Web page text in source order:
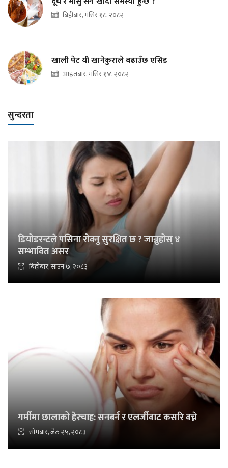
बिहीबार, मंसिर १८, २०८२
खाली पेट यी खानेकुराले बढाउँछ एसिड
आइतबार, मंसिर १४, २०८२
सुन्दरता
डियोडरन्टले पसिना रोक्नु सुरक्षित छ ? जान्नुहोस् ४
सम्भावित असर
बिहीबार, साउन ७, २०८३
गर्मीमा छालाको हेरचाह: सनबर्न र एलर्जीबाट कसरि बच्ने
सोमबार, जेठ २५, २०८३